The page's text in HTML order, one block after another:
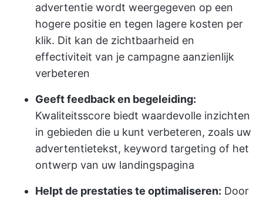
advertentie wordt weergegeven op een
hogere positie en tegen lagere kosten per
klik. Dit kan de zichtbaarheid en
effectiviteit van je campagne aanzienlijk
verbeteren
Geeft feedback en begeleiding:
Kwaliteitsscore biedt waardevolle inzichten
in gebieden die u kunt verbeteren, zoals uw
advertentietekst, keyword targeting of het
ontwerp van uw landingspagina
Helpt de prestaties te optimaliseren: Door